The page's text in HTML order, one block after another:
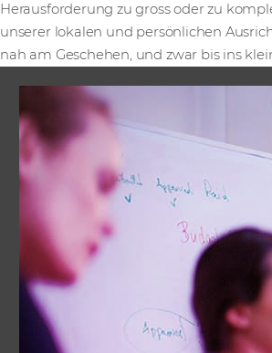
Herausforderung zu gross oder zu
unserer lokalen und persönlichen
nah am Geschehen, und zwar bis ins